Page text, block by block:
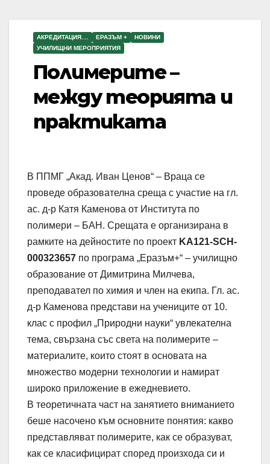
АКРЕДИТАЦИЯ.... ЕРАЗЪМ +
НОВИНИ
УЧИЛИЩНИ МЕРОПРИЯТИЯ
Полимерите –
между теорията и
практиката
В ППМГ „Акад. Иван Ценов“ – Враца се
проведе образователна среща с участие на гл.
ас. д-р Катя Каменова от Института по
полимери – БАН. Срещата е организирана в
рамките на дейностите по проект KA121-SCH-
000323657 по програма „Еразъм+“ – училищно
образование от Димитрина Милчева,
преподавател по химия и член на екипа. Гл. ас.
д-р Каменова представи на учениците от 10.
клас с профил „Природни науки“ увлекателна
тема, свързана със света на полимерите –
материалите, които стоят в основата на
множество модерни технологии и намират
широко приложение в ежедневието.
В теоретичната част на занятието вниманието
беше насочено към основните понятия: какво
представляват полимерите, как се образуват,
как се класифицират според произхода си и